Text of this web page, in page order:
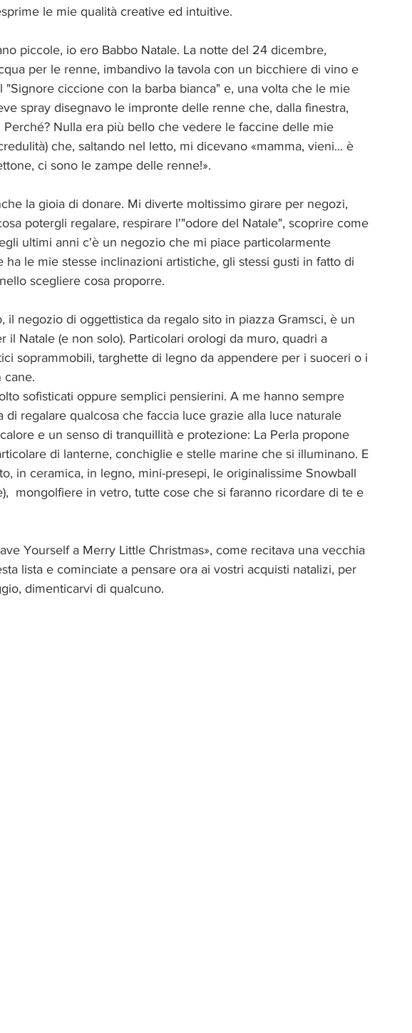
le mie qualità creative ed intuitive.
piccole, io ero Babbo Natale. La notte del 24 dicembre,
per le renne, imbandivo la tavola con un bicchiere di vino e
ciccione con la barba bianca" e, una volta che le mie
spray disegnavo le impronte delle renne che, dalla finestra,
Nulla era più bello che vedere le faccine delle mie
che, saltando nel letto, mi dicevano «mamma, vieni... è
ci sono le zampe delle renne!».
la gioia di donare. Mi diverte moltissimo girare per negozi,
potergli regalare, respirare l'"odore del Natale", scoprire come
ultimi anni c'è un negozio che mi piace particolarmente
ha le mie stesse inclinazioni artistiche, gli stessi gusti in fatto di
scegliere cosa proporre.
il negozio di oggettistica da regalo sito in piazza Gramsci, è un
il Natale (e non solo). Particolari orologi da muro, quadri a
soprammobili, targhette di legno da appendere per i suoceri o i
cane.
sofisticati oppure semplici pensierini. A me hanno sempre
di regalare qualcosa che faccia luce grazie alla luce naturale
e un senso di tranquillità e protezione: La Perla propone
di lanterne, conchiglie e stelle marine che si illuminano. E
in ceramica, in legno, mini-presepi, le originalissime Snowball
mongolfiere in vetro, tutte cose che si faranno ricordare di te e
Yourself a Merry Little Christmas», come recitava una vecchia
lista e cominciate a pensare ora ai vostri acquisti natalizi, per
dimenticarvi di qualcuno.